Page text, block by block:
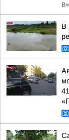
В